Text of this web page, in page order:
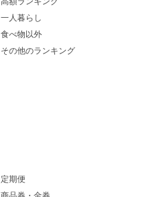
一人暮らし
食べ物以外
その他のランキング
定期便